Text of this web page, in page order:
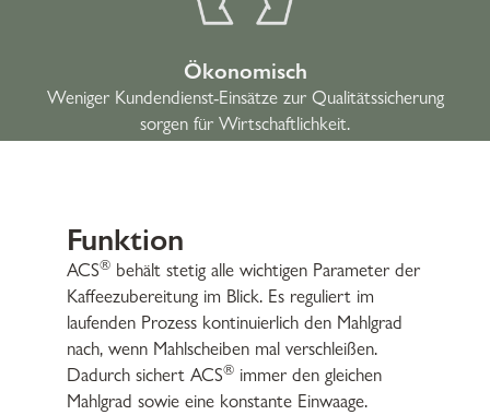
Ökonomisch
Weniger Kundendienst-Einsätze zur Qualitätssicherung
sorgen für Wirtschaftlichkeit.
Funktion
ACS® behält stetig alle wichtigen Parameter der
Kaffeezubereitung im Blick. Es reguliert im
laufenden Prozess kontinuierlich den Mahlgrad
nach, wenn Mahlscheiben mal verschleißen.
Dadurch sichert ACS® immer den gleichen
Mahlgrad sowie eine konstante Einwaage.